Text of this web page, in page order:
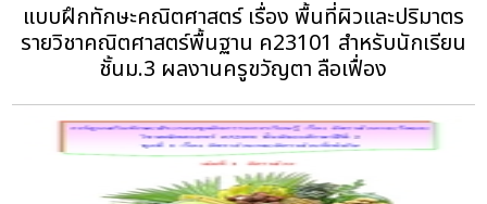
แบบฝึกทักษะคณิตศาสตร์ เรื่อง พื้นที่ผิวและปริมาตร
รายวิชาคณิตศาสตร์พื้นฐาน ค23101 สำหรับนักเรียน
ชั้นม.3 ผลงานครูขวัญตา ลือเฟื่อง